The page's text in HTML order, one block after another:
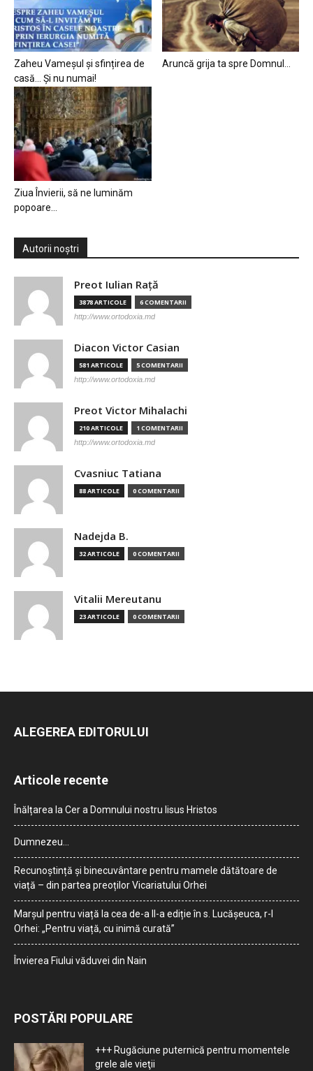
Zaheu Vameșul și sfințirea de
casă… Și nu numai!
Aruncă grija ta spre Domnul…
Ziua Învierii, să ne luminăm
popoare…
Autorii noștri
Preot Iulian Raţă
3878 ARTICOLE 6 COMENTARII
http://www.ortodoxia.md
Diacon Victor Casian
581 ARTICOLE 5 COMENTARII
http://www.ortodoxia.md
Preot Victor Mihalachi
210 ARTICOLE 1 COMENTARII
http://www.ortodoxia.md
Cvasniuc Tatiana
88 ARTICOLE 0 COMENTARII
Nadejda B.
32 ARTICOLE 0 COMENTARII
Vitalii Mereutanu
23 ARTICOLE 0 COMENTARII
ALEGEREA EDITORULUI
Articole recente
Înălțarea la Cer a Domnului nostru Iisus Hristos
Dumnezeu…
Recunoștință și binecuvântare pentru mamele dătătoare de
viață – din partea preoților Vicariatului Orhei
Marșul pentru viață la cea de-a II-a ediție în s. Lucășeuca, r-l
Orhei: „Pentru viață, cu inimă curată”
Învierea Fiului văduvei din Nain
POSTĂRI POPULARE
+++ Rugăciune puternică pentru momentele
grele ale vieţii